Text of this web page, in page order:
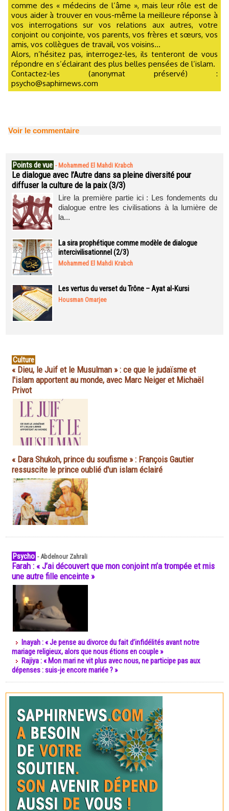
comme des « médecins de l’âme », mais leur rôle est de
vous aider à trouver en vous-même la meilleure réponse à
vos interrogations sur vos relations aux autres, votre
conjoint ou conjointe, vos parents, vos frères et sœurs, vos
amis, vos collègues de travail, vos voisins...
Alors, n’hésitez pas, interrogez-les, ils tenteront de vous
répondre en s’éclairant des plus belles pensées de l’islam.
Contactez-les (anonymat préservé) :
psycho@saphirnews.com
Voir le commentaire
Points de vue - Mohammed El Mahdi Krabch
Le dialogue avec l’Autre dans sa pleine diversité pour
diffuser la culture de la paix (3/3)
Lire la première partie ici : Les fondements du
dialogue entre les civilisations à la lumière de
la...
La sira prophétique comme modèle de dialogue
intercivilisationnel (2/3)
Mohammed El Mahdi Krabch
Les vertus du verset du Trône – Ayat al-Kursi
Housman Omarjee
Culture
« Dieu, le Juif et le Musulman » : ce que le judaïsme et
l'islam apportent au monde, avec Marc Neiger et Michaël
Privot
« Dara Shukoh, prince du soufisme » : François Gautier
ressuscite le prince oublié d'un islam éclairé
Psycho -Abdelnour Zahrali
Farah : « J’ai découvert que mon conjoint m’a trompée et mis
une autre fille enceinte »
Inayah : « Je pense au divorce du fait d’infidélités avant notre
mariage religieux, alors que nous étions en couple »
Rajiya : « Mon mari ne vit plus avec nous, ne participe pas aux
dépenses : suis-je encore mariée ? »